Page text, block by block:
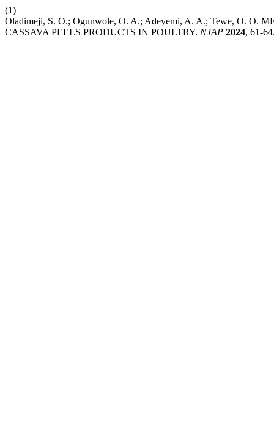
(1)
Oladimeji, S. O.; Ogunwole, O. A.; Adeyemi, A. A.; Tewe, O.
CASSAVA PEELS PRODUCTS IN POULTRY. NJAP 2024, 61-